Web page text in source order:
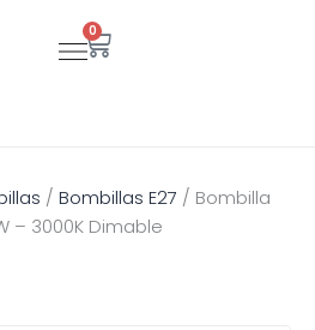
0
Carrito
/ Bombillas E27 / Bombilla
– 3000K Dimable